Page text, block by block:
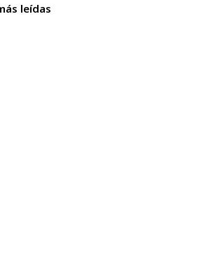
leídas